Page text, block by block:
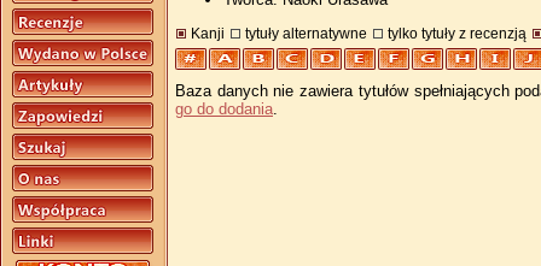
Kanji tytuły alternatywne tylko tytuły z recenzją
Baza danych nie zawiera tytułów spełniających
go do dodania.